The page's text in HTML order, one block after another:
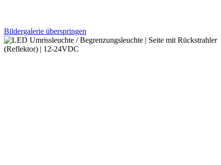
Bildergalerie überspringen